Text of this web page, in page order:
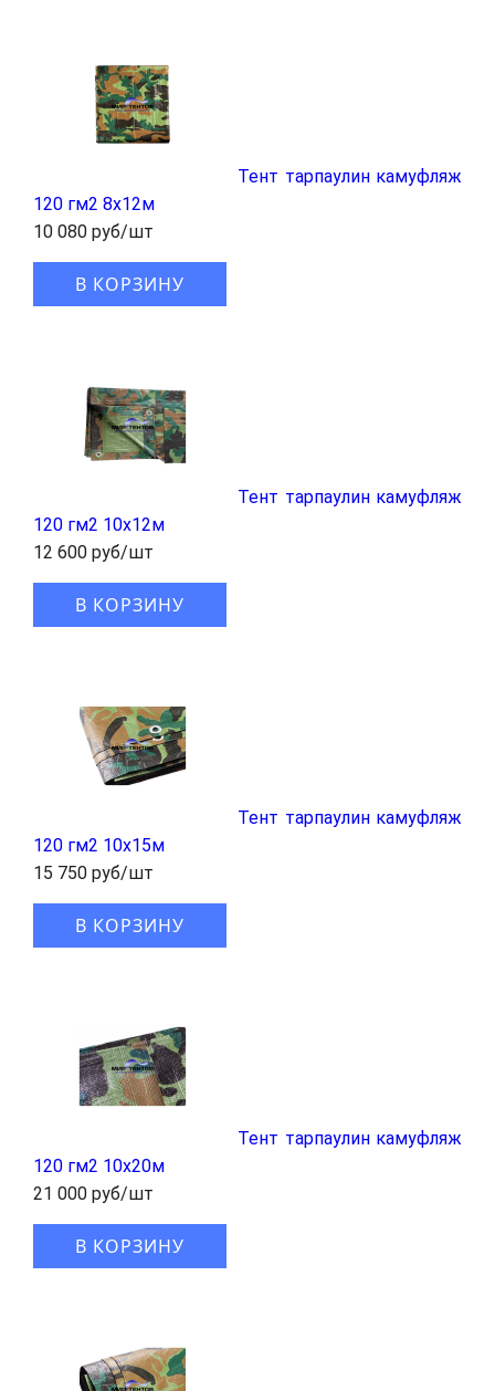
Тент тарпаулин камуфляж
120 гм2 8x12м
10 080 руб/шт
В КОРЗИНУ
Тент тарпаулин камуфляж
120 гм2 10x12м
12 600 руб/шт
В КОРЗИНУ
Тент тарпаулин камуфляж
120 гм2 10x15м
15 750 руб/шт
В КОРЗИНУ
Тент тарпаулин камуфляж
120 гм2 10x20м
21 000 руб/шт
В КОРЗИНУ